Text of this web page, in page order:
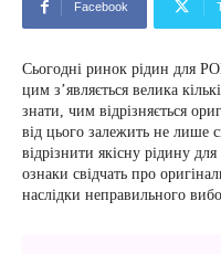
Facebook
Сьогодні ринок рідин для
цим з’являється велика
знати, чим відрізняється
від цього залежить не лише
відрізнити якісну рідину
ознаки свідчать про
наслідки неправильного